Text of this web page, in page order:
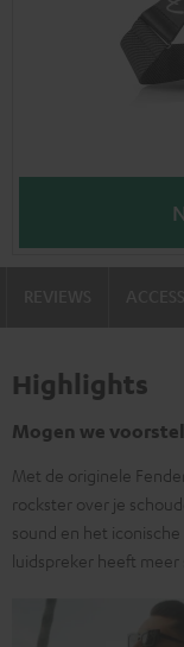
Highlights
Mogen we
Met de originele
rockster over je
sound en het
luidspreker heeft meer